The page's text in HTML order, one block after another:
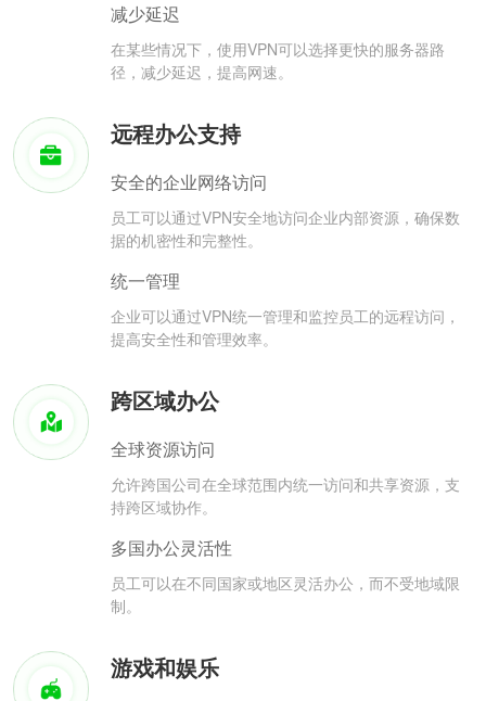
减少延迟
在某些情况下，使用VPN可以选择更快的服务器路
径，减少延迟，提高网速。
远程办公支持
安全的企业网络访问
员工可以通过VPN安全地访问企业内部资源，确保数
据的机密性和完整性。
统一管理
企业可以通过VPN统一管理和监控员工的远程访问，
提高安全性和管理效率。
跨区域办公
全球资源访问
允许跨国公司在全球范围内统一访问和共享资源，支
持跨区域协作。
多国办公灵活性
员工可以在不同国家或地区灵活办公，而不受地域限
制。
游戏和娱乐